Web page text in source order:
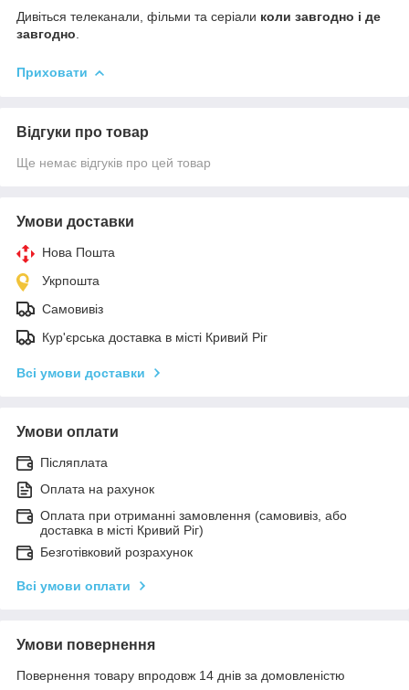
Дивіться телеканали, фільми та серіали коли завгодно і де
завгодно
Приховати
Відгуки про товар
Ще немає відгуків про цей товар
Умови доставки
Нова Пошта
Укрпошта
Самовивіз
Кур'єрська доставка в місті Кривий Ріг
Всі умови доставки
Умови оплати
Післяплата
Оплата на рахунок
Оплата при отриманні замовлення (самовивіз, або
доставка в місті Кривий Ріг)
Безготівковий розрахунок
Всі умови оплати
Умови повернення
Повернення товару впродовж 14 днів за домовленістю